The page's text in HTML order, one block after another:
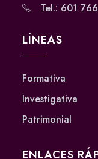
Tel.: 601
LÍNEAS
Formativa
Investigativa
Patrimonial
ENLACES